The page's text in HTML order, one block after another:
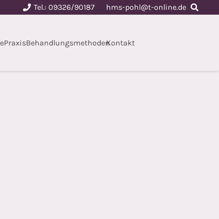
Tel.: 09326/90187 hms-pohl@t-online.de
PraxisBehandlungsmethodenKontakt